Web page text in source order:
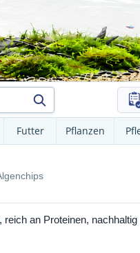
Futter Pflanzen
an Proteinen,